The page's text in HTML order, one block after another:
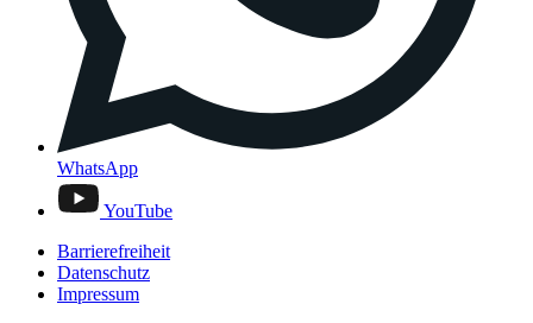
WhatsApp
YouTube
Barrierefreiheit
Datenschutz
Impressum